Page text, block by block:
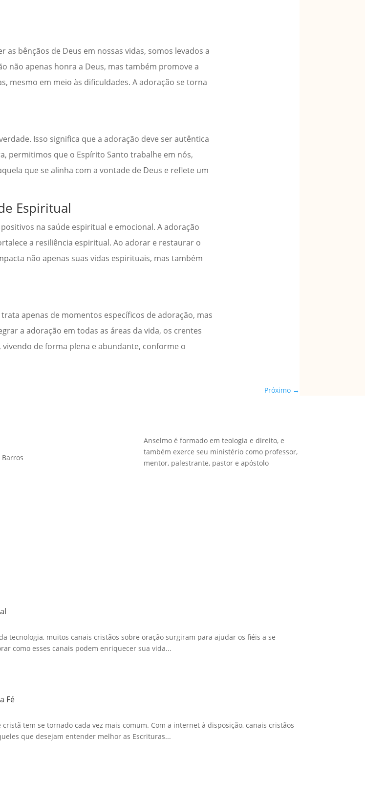
bênçãos de Deus em nossas vidas, somos levados a
não apenas honra a Deus, mas também promove a
mesmo em meio às dificuldades. A adoração se torna
Isso significa que a adoração deve ser autêntica
permitimos que o Espírito Santo trabalhe em nós,
que se alinha com a vontade de Deus e reflete um
Espiritual
na saúde espiritual e emocional. A adoração
a resiliência espiritual. Ao adorar e restaurar o
não apenas suas vidas espirituais, mas também
apenas de momentos específicos de adoração, mas
a adoração em todas as áreas da vida, os crentes
de forma plena e abundante, conforme o
Próximo→
Anselmo é formado em teologia e direito, e
também exerce seu ministério como professor,
mentor, palestrante, pastor e apóstolo
tecnologia, muitos canais cristãos sobre oração surgiram para ajudar os fiéis a se
como esses canais podem enriquecer sua vida...
Fé
tem se tornado cada vez mais comum. Com a internet à disposição, canais cristãos
que desejam entender melhor as Escrituras...